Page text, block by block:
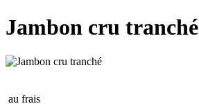
Jambon cru tranché
au frais